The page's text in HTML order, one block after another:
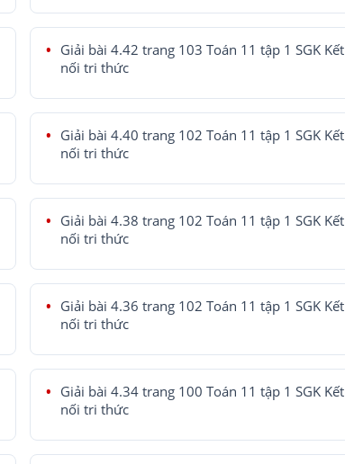
Giải bài 4.42 trang 103 Toán 11 tập 1 SGK Kết
nối tri thức
Giải bài 4.40 trang 102 Toán 11 tập 1 SGK Kết
nối tri thức
Giải bài 4.38 trang 102 Toán 11 tập 1 SGK Kết
nối tri thức
Giải bài 4.36 trang 102 Toán 11 tập 1 SGK Kết
nối tri thức
Giải bài 4.34 trang 100 Toán 11 tập 1 SGK Kết
nối tri thức